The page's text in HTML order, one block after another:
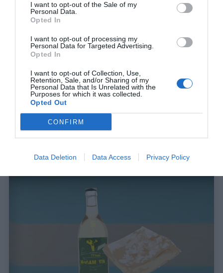
I want to opt-out of the Sale of my
Personal Data.
Opted In
I want to opt-out of processing my
Personal Data for Targeted Advertising.
Opted In
I want to opt-out of Collection, Use,
Retention, Sale, and/or Sharing of my
Personal Data that Is Unrelated with the
Purposes for which it was collected.
Opted Out
CONFIRM
Data Deletion Data Access Privacy Policy
Η Άστον Μάρτιν, το ονειρικό αυτοκίνητο κάθε παιδιού το
οποίο θέλει κάποια στιγμή να αποκτήσει ένα σπίτι στο
Μπάντεν Μπάντεν, ένα σπίτι στον Μέλανα Δρυμό.